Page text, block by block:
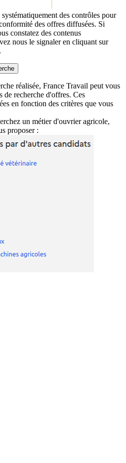
des contrôles pour
des offres diffusées. Si
constatez des contenus
nous le signaler en cliquant sur
réalisée, France Travail peut vous
de recherche d'offres. Ces
en fonction des critères que vous
un métier d'ouvrier agricole,
proposer :